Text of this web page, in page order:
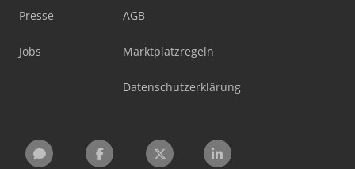
Presse
Jobs
AGB
Marktplatzregeln
Datenschutzerklärung